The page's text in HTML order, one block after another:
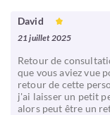
David
21 juillet 2025
Retour de
que vous aviez vue
retour de cette
j'ai laisser un petit
alors peut être un